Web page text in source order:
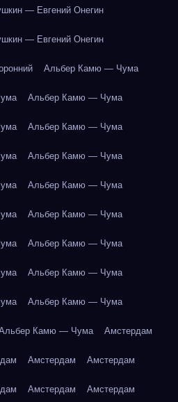
— Евгений Онегин
— Евгений Онегин
Альбер Камю — Чума
Альбер Камю — Чума
Альбер Камю — Чума
Альбер Камю — Чума
Альбер Камю — Чума
Альбер Камю — Чума
Альбер Камю — Чума
Альбер Камю — Чума
Альбер Камю — Чума
Камю — Чума Амстердам
Амстердам Амстердам
Амстердам Амстердам